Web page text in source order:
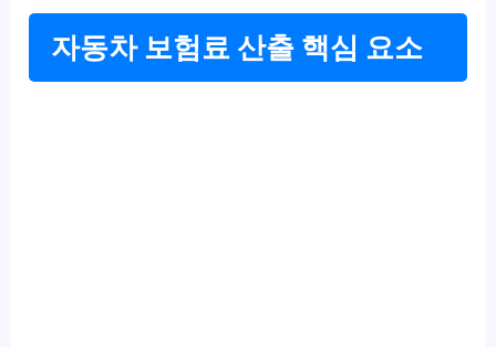
자동차 보험료 산출 핵심 요소